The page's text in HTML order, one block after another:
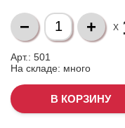
X
Арт.: 501
На складе: много